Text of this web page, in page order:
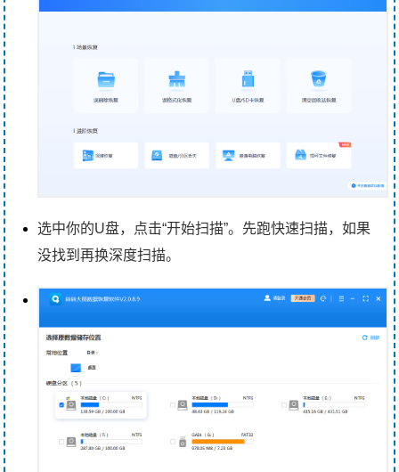
选中你的U盘，点击“开始扫描”。先跑快速扫描，如果
没找到再换深度扫描。